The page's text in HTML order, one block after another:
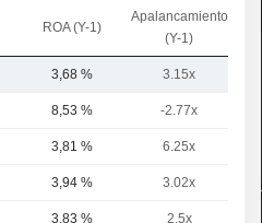
ROA (Y-1)
Apalancamiento
(Y-1)
3,68 % 3.15x
8,53 % -2.77x
3,81 % 6.25x
3,94 % 3.02x
3,83 % 2.5x